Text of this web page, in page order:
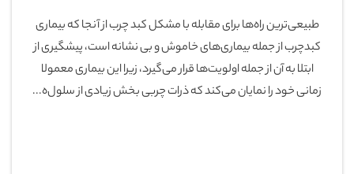
طبیعی‌ترین راه‌ها برای مقابله با مشکل کبد چرب از آنجا که بیماری
کبدچرب از جمله بیماری‌های خاموش و بی نشانه است، پیشگیری از
ابتلا به آن از جمله اولویت‌ها قرار می‌گیرد، زیرا این بیماری معمولا
زمانی خود را نمایان می‌کند که ذرات چربی بخش زیادی از سلول‌ه...